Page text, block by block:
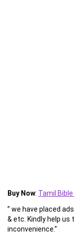
Buy Now: Tamil
” we have placed
& etc. Kindly help us
inconvenience.”